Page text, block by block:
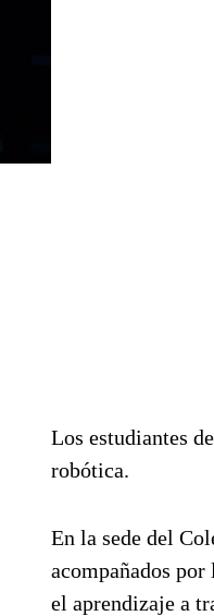
Los estudiantes
robótica.
En la sede del
acompañados
el aprendizaje a